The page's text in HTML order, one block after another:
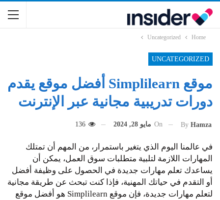
Home
Uncategorized
UNCATEGORIZED
موقع Simplilearn أفضل موقع يقدم
دورات تدريبية مجانية عبر الإنترنت
By Hamza
On مايو 28, 2024
في عالمنا اليوم الذي يتغير باستمرار، من المهم أن تمتلك
المهارات اللازمة لتلبية متطلبات سوق العمل، يمكن أن
يساعدك تعلم مهارات جديدة في الحصول على وظيفة أفضل
أو التقدم في حياتك المهنية، فإذا كنت تبحث عن طريقة مجانية
لتعلم مهارات جديدة، فإن موقع Simplilearn هو أفضل موقع